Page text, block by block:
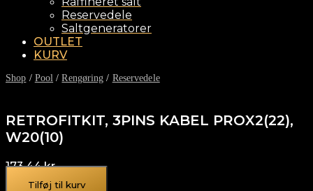
Reservedele
Saltgeneratorer
OUTLET
KURV
Shop / Pool /Rengøring / Reservedele
RETROFITKIT, 3PINS KABEL PROX2(22),
W20(10)
173,44kr.
Tilføj til kurv